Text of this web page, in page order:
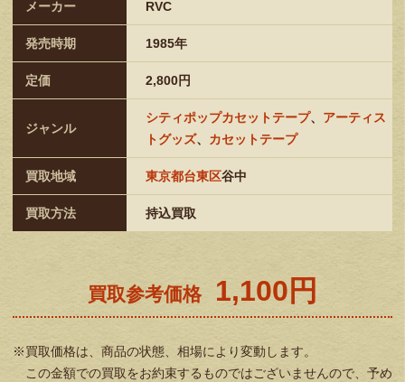
メーカー RVC
発売時期 1985年
定価 2,800円
ジャンル
シティポップカセットテープ、 アーティス
トグッズ、 カセットテープ
買取地域 東京都台東区谷中
買取方法 持込買取
買取参考価格 1,100円
※買取価格は、商品の状態、相場により変動します。
この金額での買取をお約束するものではございませんので、予め